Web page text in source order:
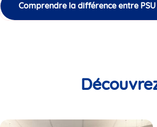
Comprendre la différence entre PSU